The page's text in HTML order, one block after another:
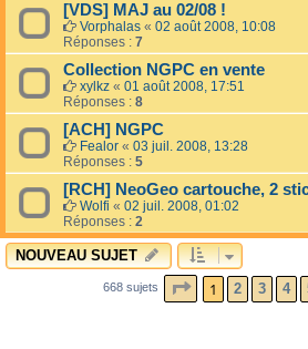
[VDS] MAJ au 02/08 !
Vorphalas « 02 août 2008, 10:08
Réponses : 7
Collection NGPC en vente
xylkz « 01 août 2008, 17:51
Réponses : 8
[ACH] NGPC
Fealor « 03 juil. 2008, 13:28
Réponses : 5
[RCH] NeoGeo cartouche, 2
Wolfi « 02 juil. 2008, 01:02
Réponses : 2
NOUVEAU SUJET
668 sujets PAGE1 SUR 14
1 2 3 4